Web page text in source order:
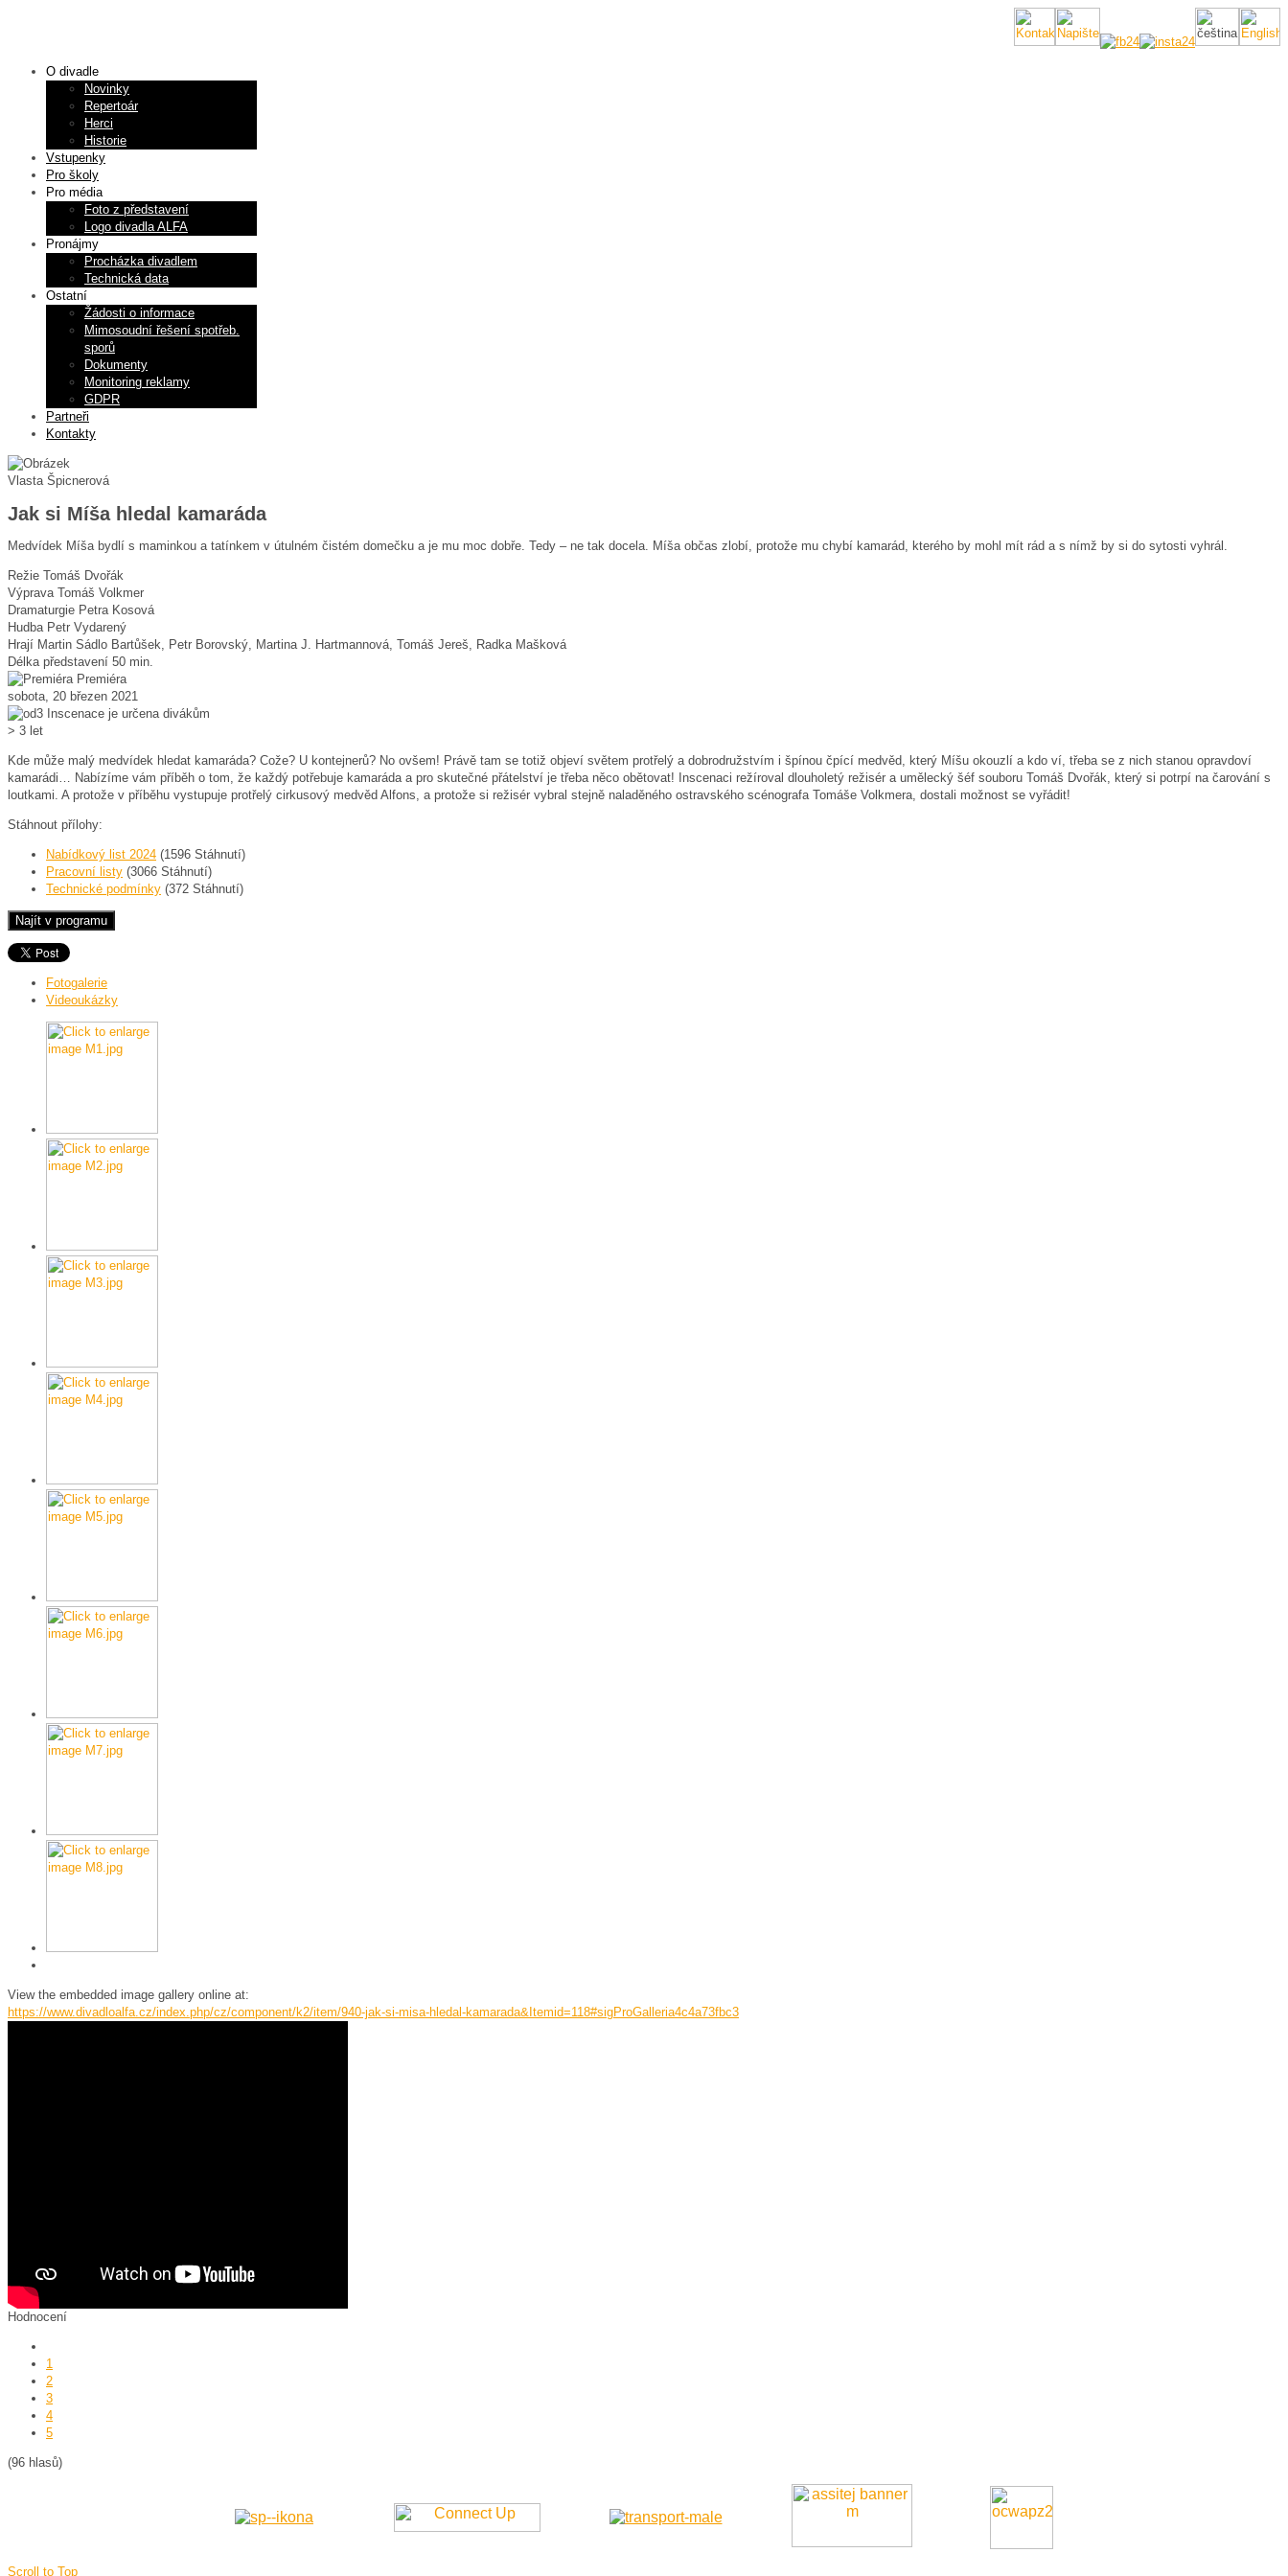
O divadle
Novinky
Repertoár
Herci
Historie
Vstupenky
Pro školy
Pro média
Foto z představení
Logo divadla ALFA
Pronájmy
Procházka divadlem
Technická data
Ostatní
Žádosti o informace
Mimosoudní řešení spotřeb.
sporů
Dokumenty
Monitoring reklamy
GDPR
Partneři
Kontakty
Vlasta Špicnerová
Jak si Míša hledal kamaráda
Medvídek Míša bydlí s maminkou a tatínkem v útulném čistém domečku a je mu moc dobře. Tedy – ne tak docela. Míša občas zlobí, protože mu chybí kamarád, kterého by mohl mít rád a s nímž by si do sytosti vyhrál.
Režie Tomáš Dvořák
Výprava Tomáš Volkmer
Dramaturgie Petra Kosová
Hudba Petr Vydarený
Hrají Martin Sádlo Bartůšek, Petr Borovský, Martina J. Hartmannová, Tomáš Jereš, Radka Mašková
Délka představení 50 min.
Premiéra
sobota, 20 březen 2021
Inscenace je určena divákům
> 3 let
Kde může malý medvídek hledat kamaráda? Cože? U kontejnerů? No ovšem! Právě tam se totiž objeví světem protřelý a dobrodružstvím i špínou čpící medvěd, který Míšu okouzlí a kdo ví, třeba se z nich stanou opravdoví
kamarádi… Nabízíme vám příběh o tom, že každý potřebuje kamaráda a pro skutečné přátelství je třeba něco obětovat! Inscenaci režíroval dlouholetý režisér a umělecký šéf souboru Tomáš Dvořák, který si potrpí na čarování s
loutkami. A protože v příběhu vystupuje protřelý cirkusový medvěd Alfons, a protože si režisér vybral stejně naladěného ostravského scénografa Tomáše Volkmera, dostali možnost se vyřádit!
Stáhnout přílohy:
Nabídkový list 2024 (1596 Stáhnutí)
Pracovní listy (3066 Stáhnutí)
Technické podmínky (372 Stáhnutí)
Fotogalerie
Videoukázky
View the embedded image gallery online at:
https://www.divadloalfa.cz/index.php/cz/component/k2/item/940-jak-si-misa-hledal-kamarada&Itemid=118#sigProGalleria4c4a73fbc3
Hodnocení
1
2
3
4
5
(96 hlasů)
Scroll to Top